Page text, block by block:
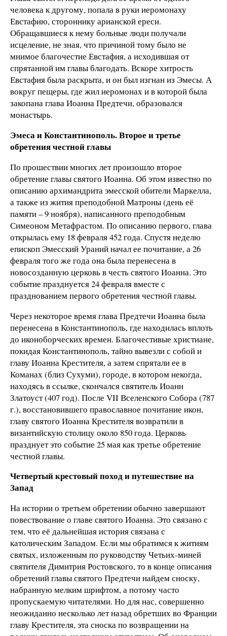
человека к другому, попала в руки иеромонаху
Евстафию, стороннику арианской ереси.
Обращавшиеся к нему больные люди получали
исцеление, не зная, что причиной тому было не
мнимое благочестие Евстафия, а исходившая от
спрятанной им главы благодать. Вскоре хитрость
Евстафия была раскрыта, и он был изгнан из Эмесы. А
вокруг пещеры, где жил иеромонах и в которой была
закопана глава Иоанна Предтечи, образовался
монастырь.
Эмеса и Константинополь. Второе и третье
обретения честной главы
По прошествии многих лет произошло второе
обретение главы святого Иоанна. Об этом известно по
описанию архимандрита эмесской обители Маркелла,
а также из жития преподобной Матроны (день её
памяти – 9 ноября), написанного преподобным
Симеоном Метафрастом. По описанию первого, глава
открылась ему 18 февраля 452 года. Спустя неделю
епископ Эмесский Ураний начал ее почитание, а 26
февраля того же года она была перенесена в
новосозданную церковь в честь святого Иоанна. Это
событие празднуется 24 февраля вместе с
празднованием первого обретения честной главы.
Через некоторое время глава Предтечи Иоанна была
перенесена в Константинополь, где находилась вплоть
до иконоборческих времен. Благочестивые христиане,
покидая Константинополь, тайно вывезли с собой и
главу Иоанна Крестителя, а затем спрятали ее в
Команах (близ Сухуми), городе, в котором некогда,
находясь в ссылке, скончался святитель Иоанн
Златоуст (407 год). После VII Вселенского Собора (787
г.), восстановившего православное почитание икон,
главу святого Иоанна Крестителя возвратили в
византийскую столицу около 850 года. Церковь
празднует это событие 25 мая как третье обретение
честной главы.
Четвертый крестовый поход и путешествие на
Запад
На истории о третьем обретении обычно завершают
повествование о главе святого Иоанна. Это связано с
тем, что её дальнейшая история связана с
католическим Западом. Если мы обратимся к житиям
святых, изложенным по руководству Четьих-миней
святителя Димитрия Ростовского, то в конце описания
обретений главы святого Предтечи найдем сноску,
набранную мелким шрифтом, а потому часто
пропускаемую читателями. Но для нас, совершенно
неожиданно несколько лет назад обретших во Франции
главу Крестителя, эта сноска по возвращении на